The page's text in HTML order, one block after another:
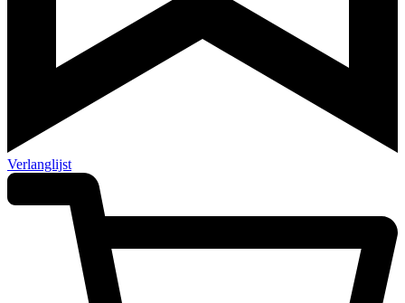
Verlanglijst